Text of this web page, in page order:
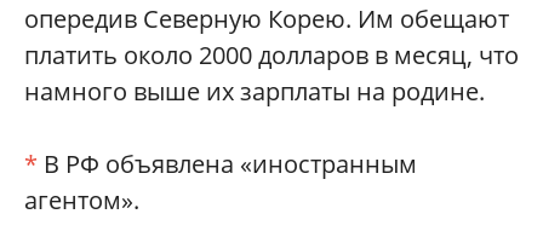
опередив Северную Корею. Им обещают
платить около 2000 долларов в месяц, что
намного выше их зарплаты на родине.
* В РФ объявлена «иностранным
агентом».